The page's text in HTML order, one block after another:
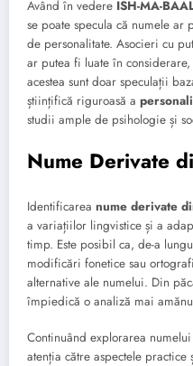
Având în vedere ISH-MA-
se poate specula că numele ar
de personalitate. Asocieri cu
ar putea fi luate în
acestea sunt doar speculații
științifică riguroasă a
studii ample de psihologie și
Nume Derivate
Identificarea nume derivate
a variațiilor lingvistice și a
timp. Este posibil ca, de-a
modificări fonetice sau
alternative ale numelui. Din
împiedică o analiză mai
Continuând explorarea
atenția către aspectele